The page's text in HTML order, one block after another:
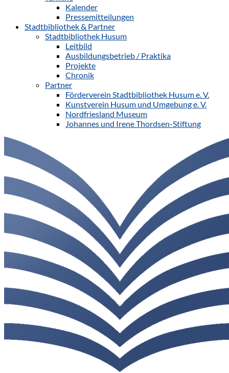
Kalender
Pressemitteilungen
Stadtbibliothek & Partner
Stadtbibliothek Husum
Leitbild
Ausbildungsbetrieb / Praktika
Projekte
Chronik
Partner
Förderverein Stadtbibliothek Husum e. V.
Kunstverein Husum und Umgebung e. V.
Nordfriesland Museum
Johannes und Irene Thordsen-Stiftung